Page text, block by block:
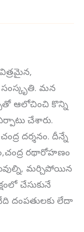
మన
ఆలోచించి కొన్ని
చేశారు.
దర్శనం. దీన్నే
రథారోహణం
మర్చిపోయిన
చేసుకునే
దంపతులకు లేదా